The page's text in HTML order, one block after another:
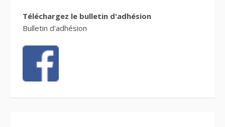
Téléchargez le bulletin d'adhésion
Bulletin d'adhésion